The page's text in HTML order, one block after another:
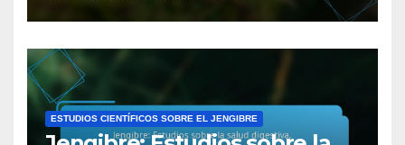
ESTUDIOS CIENTÍFICOS SOBRE EL JENGIBRE